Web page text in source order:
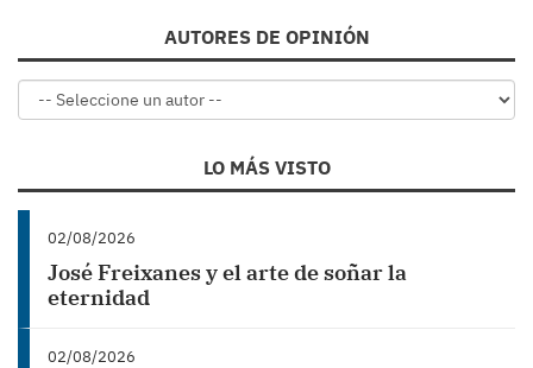
AUTORES DE OPINIÓN
LO MÁS VISTO
02/08/2026
José Freixanes y el arte de soñar la
eternidad
02/08/2026